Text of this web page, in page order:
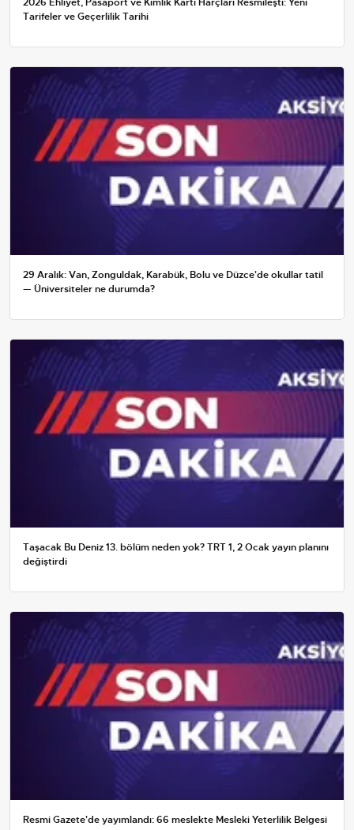
Tarifeler ve Geçerlilik Tarihi
29 Aralık: Van, Zonguldak, Karabük, Bolu ve Düzce'de okullar tatil
— Üniversiteler ne durumda?
Taşacak Bu Deniz 13. bölüm neden yok? TRT 1, 2 Ocak yayın planını
değiştirdi
Resmi Gazete'de yayımlandı: 66 meslekte Mesleki Yeterlilik Belgesi